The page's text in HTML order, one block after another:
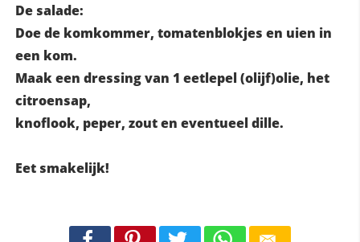
De salade:
Doe de komkommer, tomatenblokjes en uien in
een kom.
Maak een dressing van 1 eetlepel (olijf)olie, het
citroensap,
knoflook, peper, zout en eventueel dille.
Eet smakelijk!